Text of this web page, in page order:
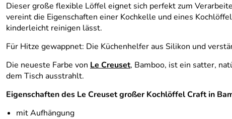
Dieser große flexible Löffel eignet sich perfekt zum
vereint die Eigenschaften einer Kochkelle und eines
kinderleicht reinigen lässt.
Für Hitze gewappnet: Die Küchenhelfer aus Silikon und
Die neueste Farbe von Le Creuset, Bamboo, ist ein satter,
dem Tisch ausstrahlt.
Eigenschaften des Le Creuset großer Kochlöffel Craft in
mit Aufhängung